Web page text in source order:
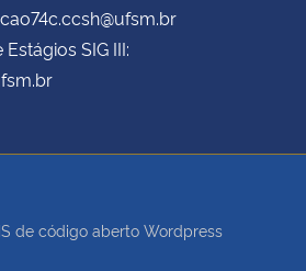
SIG III:
de código aberto Wordpress